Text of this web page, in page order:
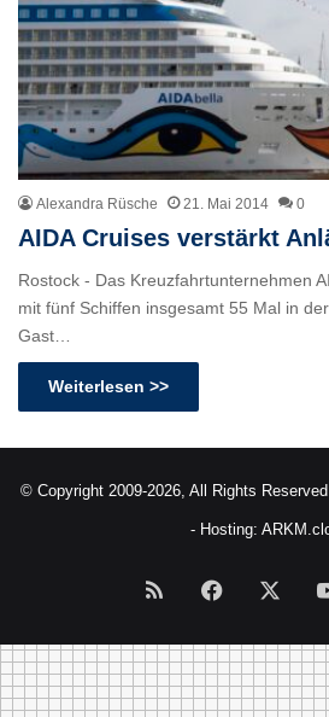
Alexandra Rüsche 21. Mai 2014 0
AIDA Cruises verstärkt
Rostock - Das Kreuzfahrtunternehmen
mit fünf Schiffen insgesamt 55 Mal in
Gast…
Weiterlesen >>
© Copyright 2009-2026, All Rights
- Hosting:
RSS Facebook